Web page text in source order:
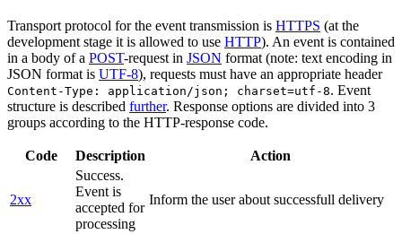
Transport protocol for the event transmission is HTTPS (at the
development stage it is allowed to use HTTP). An event is contained
in a body of a POST-request in JSON format (note: text encoding in
JSON format is UTF-8), requests must have an appropriate header
Content-Type: application/json; charset=utf-8. Event
structure is described further. Response options are divided into 3
groups according to the HTTP-response code.
Code Description Action
2xx
Success.
Event is
accepted for
processing
Inform the user about successfull delivery